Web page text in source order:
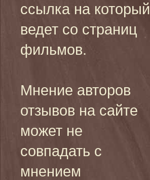
ссылка на который
ведет со страниц
фильмов.
Мнение авторов
отзывов на сайте
может не
совпадать с
мнением